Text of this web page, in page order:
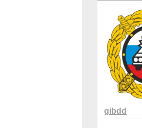
gibdd